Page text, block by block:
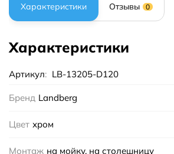
Характеристики Отзывы 0
Характеристики
Артикул: LB-13205-D120
Бренд Landberg
Цвет хром
Монтаж на мойку, на столешницу